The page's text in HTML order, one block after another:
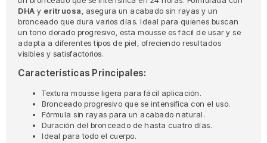
DHA y eritruosa , asegura un acabado sin rayas y un
bronceado que dura varios días. Ideal para quienes buscan
un tono dorado progresivo, esta mousse es fácil de usar y se
adapta a diferentes tipos de piel, ofreciendo resultados
visibles y satisfactorios.
Características Principales:
Textura mousse ligera para fácil aplicación.
Bronceado progresivo que se intensifica con el uso.
Fórmula sin rayas para un acabado natural.
Duración del bronceado de hasta cuatro días.
Ideal para todo el cuerpo.